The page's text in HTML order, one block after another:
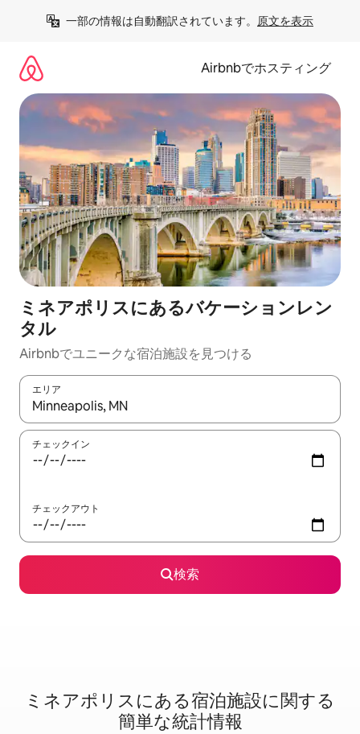
一部の情報は自動翻訳されています。 原文を表示
Airbnbでホスティング
ミネアポリスにあるバケーションレン
タル
Airbnbでユニークな宿泊施設を見つける
エリア
検索結果が表示されたら、上下の矢印キーを使って移動するか
チェックイン
チェックアウト
検索
ミネアポリスに⁠あ⁠る宿⁠泊⁠施⁠設⁠に関⁠す⁠る
簡⁠単⁠な統⁠計⁠情⁠報